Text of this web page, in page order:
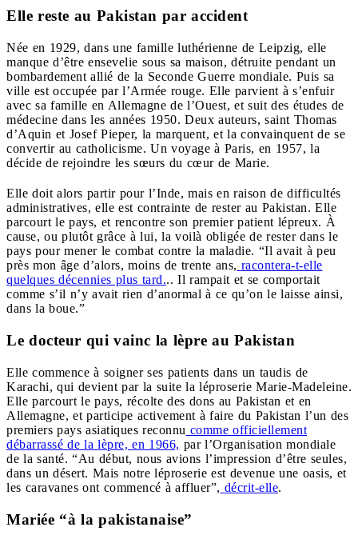
Elle reste au Pakistan par accident
Née en 1929, dans une famille luthérienne de Leipzig, elle
manque d’être ensevelie sous sa maison, détruite pendant un
bombardement allié de la Seconde Guerre mondiale. Puis sa
ville est occupée par l’Armée rouge. Elle parvient à s’enfuir
avec sa famille en Allemagne de l’Ouest, et suit des études de
médecine dans les années 1950. Deux auteurs, saint Thomas
d’Aquin et Josef Pieper, la marquent, et la convainquent de se
convertir au catholicisme. Un voyage à Paris, en 1957, la
décide de rejoindre les sœurs du cœur de Marie.
Elle doit alors partir pour l’Inde, mais en raison de difficultés
administratives, elle est contrainte de rester au Pakistan. Elle
parcourt le pays, et rencontre son premier patient lépreux. À
cause, ou plutôt grâce à lui, la voilà obligée de rester dans le
pays pour mener le combat contre la maladie. “Il avait à peu
près mon âge d’alors, moins de trente ans, racontera-t-elle
quelques décennies plus tard... Il rampait et se comportait
comme s’il n’y avait rien d’anormal à ce qu’on le laisse ainsi,
dans la boue.”
Le docteur qui vainc la lèpre au Pakistan
Elle commence à soigner ses patients dans un taudis de
Karachi, qui devient par la suite la léproserie Marie-Madeleine.
Elle parcourt le pays, récolte des dons au Pakistan et en
Allemagne, et participe activement à faire du Pakistan l’un des
premiers pays asiatiques reconnu comme officiellement
débarrassé de la lèpre, en 1966, par l’Organisation mondiale
de la santé. “Au début, nous avions l’impression d’être seules,
dans un désert. Mais notre léproserie est devenue une oasis, et
les caravanes ont commencé à affluer”, décrit-elle.
Mariée “à la pakistanaise”